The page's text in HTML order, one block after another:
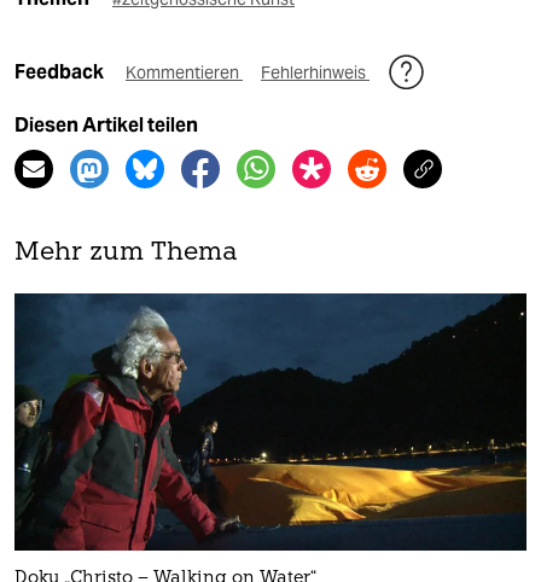
Feedback Kommentieren Fehlerhinweis
Diesen Artikel teilen
Mehr zum Thema